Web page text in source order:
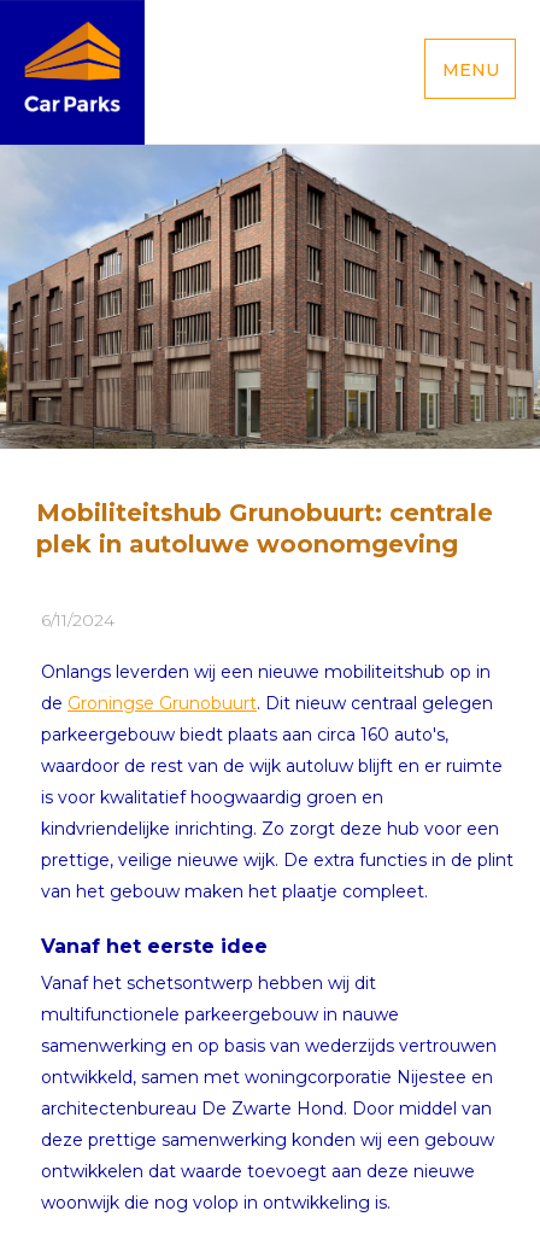
MENU
Mobiliteitshub Grunobuurt: centrale
plek in autoluwe woonomgeving
6/11/2024
Onlangs leverden wij een nieuwe mobiliteitshub op in
de Groningse Grunobuurt. Dit nieuw centraal gelegen
parkeergebouw biedt plaats aan circa 160 auto's,
waardoor de rest van de wijk autoluw blijft en er ruimte
is voor kwalitatief hoogwaardig groen en
kindvriendelijke inrichting. Zo zorgt deze hub voor een
prettige, veilige nieuwe wijk. De extra functies in de plint
van het gebouw maken het plaatje compleet.
Vanaf het eerste idee
Vanaf het schetsontwerp hebben wij dit
multifunctionele parkeergebouw in nauwe
samenwerking en op basis van wederzijds vertrouwen
ontwikkeld, samen met woningcorporatie Nijestee en
architectenbureau De Zwarte Hond. Door middel van
deze prettige samenwerking konden wij een gebouw
ontwikkelen dat waarde toevoegt aan deze nieuwe
woonwijk die nog volop in ontwikkeling is.